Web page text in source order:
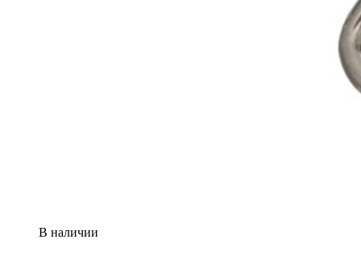
В наличии